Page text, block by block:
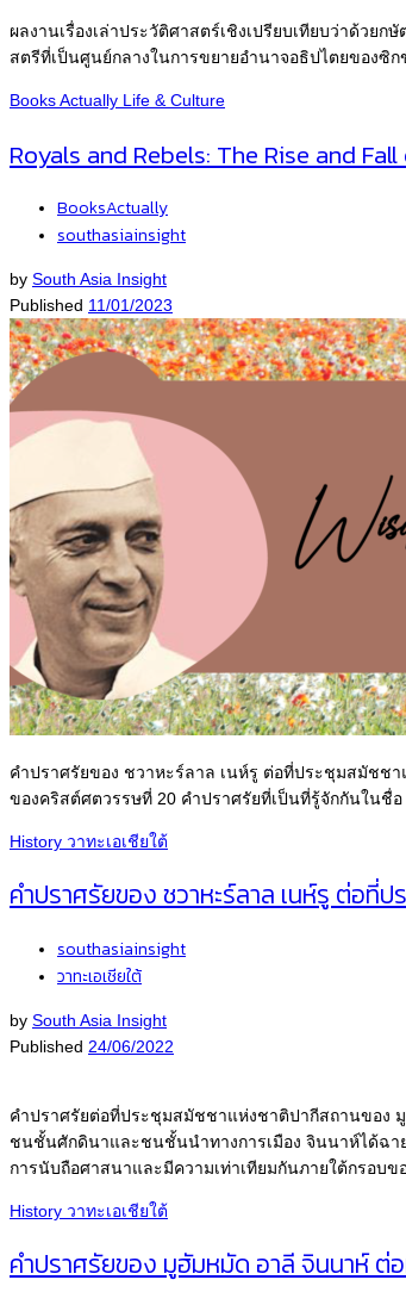
ผลงานเรื่องเล่าประวัติศาสตร์เชิงเปรียบเทียบว่าด้วย
สตรีที่เป็นศูนย์กลางในการขยายอำนาจอธิปไตยของซิก
Books Actually Life & Culture
Royals and Rebels: The Rise and
BooksActually
southasiainsight
by South Asia Insight
Published 11/01/2023
คำปราศรัยของ ชวาหะร์ลาล เนห์รู ต่อที่ประชุมสมัชช
ของคริสต์ศตวรรษที่ 20 คำปราศรัยที่เป็นที่รู้จักกันในชื่
History วาทะเอเชียใต้
คำปราศรัยของ ชวาหะร์ลาล เนห์รู ต่อที่
southasiainsight
วาทะเอเชียใต้
by South Asia Insight
Published 24/06/2022
คำปราศรัยต่อที่ประชุมสมัชชาแห่งชาติปากีสถานของ
ชนชั้นศักดินาและชนชั้นนำทางการเมือง จินนาห์ได้ฉา
การนับถือศาสนาและมีความเท่าเทียมกันภายใต้กรอบข
History วาทะเอเชียใต้
คำปราศรัยของ มูฮัมหมัด อาลี จินนาห์ ต่